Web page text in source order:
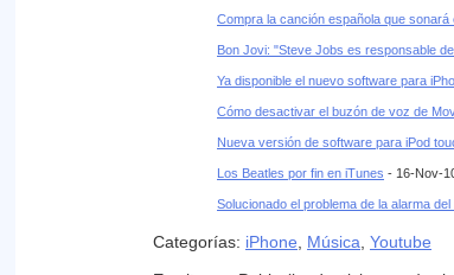
Compra la canción española que
Bon Jovi: "Steve Jobs es responsable
Ya disponible el nuevo software para
Cómo desactivar el buzón de voz de
Nueva versión de software para iPod
Los Beatles por fin en iTunes - 16-Nov-
Solucionado el problema de la alarma
Categorías: iPhone Música Youtube